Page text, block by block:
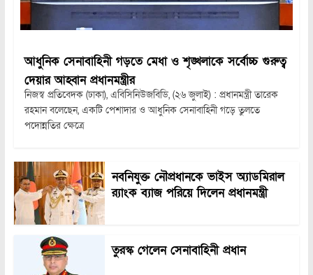
আধুনিক সেনাবাহিনী গড়তে মেধা ও শৃঙ্খলাকে সর্বোচ্চ গুরুত্ব
দেয়ার আহ্বান প্রধানমন্ত্রীর
নিজস্ব প্রতিবেদক (ঢাকা), এবিসিনিউজবিডি, (২৬ জুলাই) : প্রধানমন্ত্রী তারেক
রহমান বলেছেন, একটি পেশাদার ও আধুনিক সেনাবাহিনী গড়ে তুলতে
পদোন্নতির ক্ষেত্রে
নবনিযুক্ত নৌপ্রধানকে ভাইস অ্যাডমিরাল
র‍্যাংক ব্যাজ পরিয়ে দিলেন প্রধানমন্ত্রী
তুরস্ক গেলেন সেনাবাহিনী প্রধান